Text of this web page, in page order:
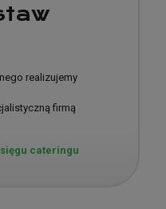
realizujemy
firmą
cateringu